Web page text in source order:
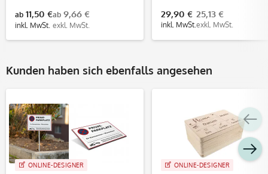
ab 11,50 €
inkl. MwSt.
ab 9,66 €
exkl. MwSt.
29,90 €
inkl. MwSt.
25,13 €
exkl. MwSt.
Kunden haben sich ebenfalls angesehen
ONLINE-DESIGNER ONLINE-DESIGNER